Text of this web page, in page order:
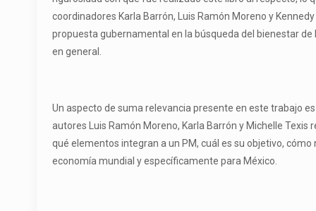
coordinadores Karla Barrón, Luis Ramón Moreno y
propuesta gubernamental en la búsqueda del bienestar
en general.
Un aspecto de suma relevancia presente en este trabajo
autores Luis Ramón Moreno, Karla Barrón y Michelle
qué elementos integran a un PM, cuál es su objetivo,
economía mundial y específicamente para México.